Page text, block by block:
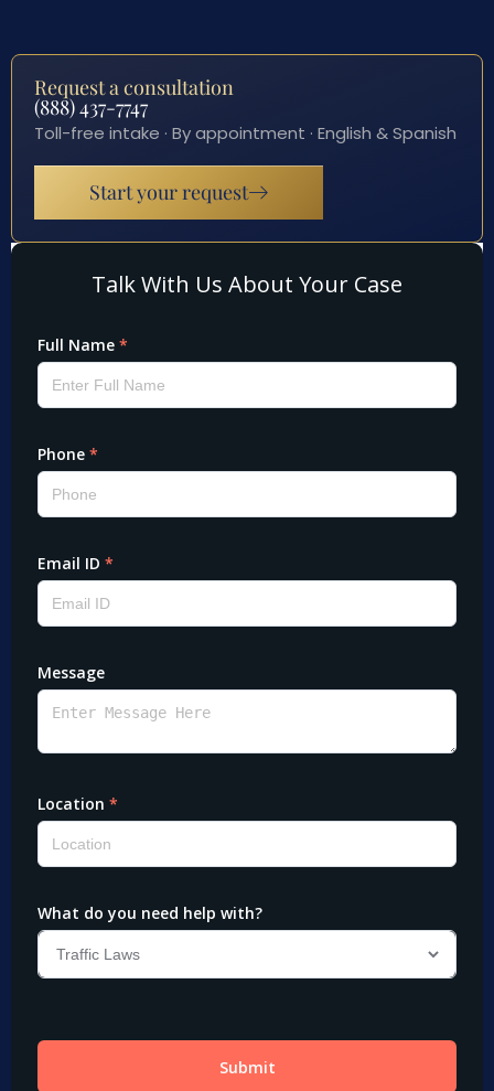
Request a consultation
(888) 437-7747
Toll-free intake · By appointment · English & Spanish
Start your request